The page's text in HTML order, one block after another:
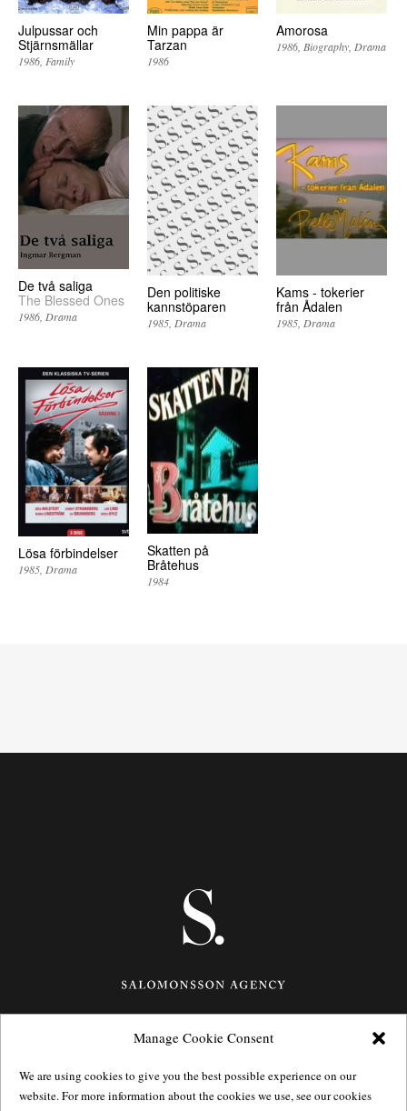
Manage Cookie Consent
We are using cookies to give you the best possible experience on our
website. For more information about the cookies we use, see our cookies
Julpussar och
Stjärnsmällar
1986 Family
Min pappa är
Tarzan
1986
Amorosa
1986 Biography Drama
De två saliga
The Blessed Ones
1986 Drama
Den politiske
kannstöparen
1985 Drama
Kams - tokerier
från Ådalen
1985 Drama
Lösa förbindelser
1985 Drama
Skatten på
Bråtehus
1984
Götgatan 27,116 21Stockholm,
e: info@salomonssonagency.com
p: +46 8 22 32 11